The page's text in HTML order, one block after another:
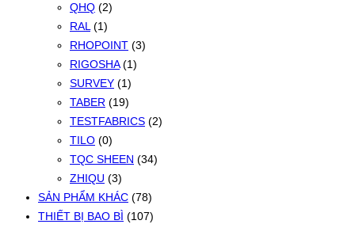
QHQ (2)
RAL (1)
RHOPOINT (3)
RIGOSHA (1)
SURVEY (1)
TABER (19)
TESTFABRICS (2)
TILO (0)
TQC SHEEN (34)
ZHIQU (3)
SẢN PHẨM KHÁC (78)
THIẾT BỊ BAO BÌ (107)